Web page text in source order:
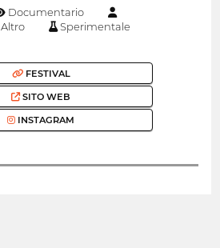
Documentario
Altro Sperimentale
FESTIVAL
SITO WEB
INSTAGRAM